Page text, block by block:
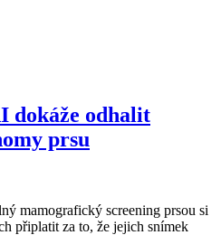
dokáže odhalit
prsu
mamografický screening prsou si
připlatit za to, že jejich snímek